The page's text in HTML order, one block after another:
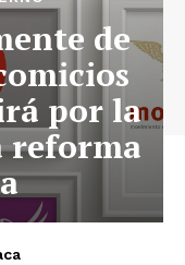
de
por la
reforma